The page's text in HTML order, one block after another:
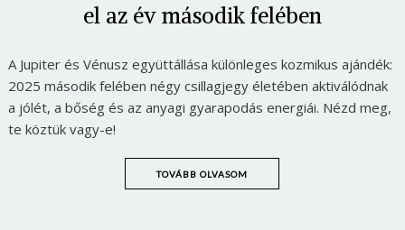
el az év második felében
A Jupiter és Vénusz együttállása különleges kozmikus ajándék:
2025 második felében négy csillagjegy életében aktiválódnak
a jólét, a bőség és az anyagi gyarapodás energiái. Nézd meg,
te köztük vagy-e!
TOVÁBB OLVASOM